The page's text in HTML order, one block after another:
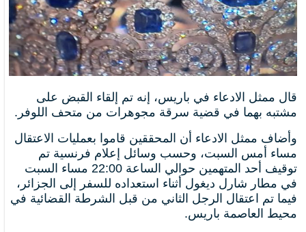
قال ممثل الادعاء في باريس، إنه تم إلقاء القبض على
مشتبه بهما في قضية سرقة مجوهرات من متحف اللوفر.
وأضاف ممثل الادعاء أن المحققين قاموا بعمليات الاعتقال
مساء أمس السبت، وحسب وسائل إعلام فرنسية تم
توقيف أحد المتهمين حوالي الساعة 22:00 مساء السبت
في مطار شارل ديغول أثناء استعداده للسفر إلى الجزائر،
فيما تم اعتقال الرجل الثاني من قبل الشرطة القضائية في
محيط العاصمة باريس.